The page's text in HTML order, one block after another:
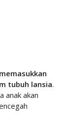
tubuh lansia.
anak akan